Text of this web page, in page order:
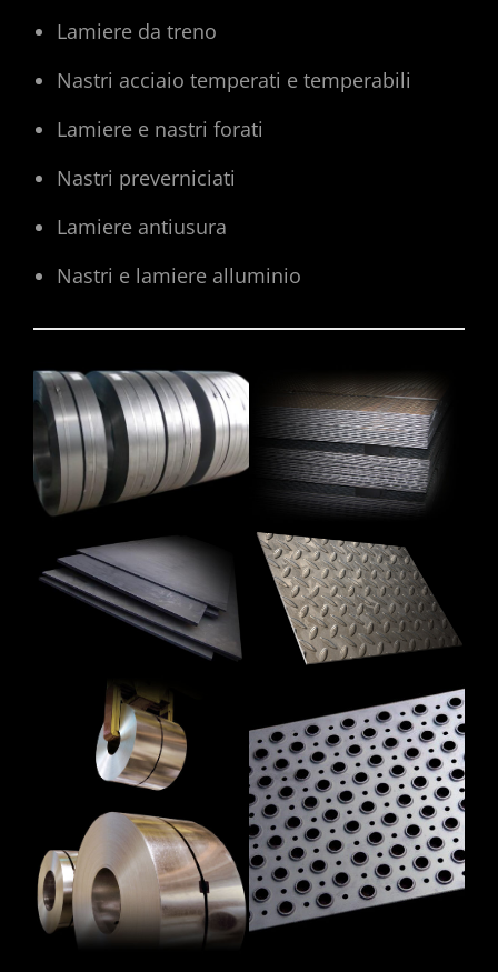
Lamiere da treno
Nastri acciaio temperati e temperabili
Lamiere e nastri forati
Nastri preverniciati
Lamiere antiusura
Nastri e lamiere alluminio